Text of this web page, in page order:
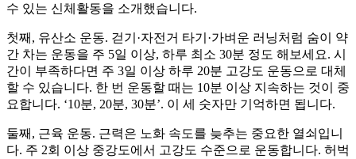
수 있는 신체활동을 소개했습니다.
첫째, 유산소 운동. 걷기·자전거 타기·가벼운 러닝처럼 숨이 약
간 차는 운동을 주 5일 이상, 하루 최소 30분 정도 해보세요. 시
간이 부족하다면 주 3일 이상 하루 20분 고강도 운동으로 대체
할 수 있습니다. 한 번 운동할 때는 10분 이상 지속하는 것이 중
요합니다. ‘10분, 20분, 30분’. 이 세 숫자만 기억하면 됩니다.
둘째, 근육 운동. 근력은 노화 속도를 늦추는 중요한 열쇠입니
다. 주 2회 이상 중강도에서 고강도 수준으로 운동합니다. 허벅